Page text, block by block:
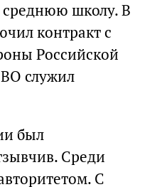
среднюю школу. В
контракт с
Российской
служил
был
Среди
С